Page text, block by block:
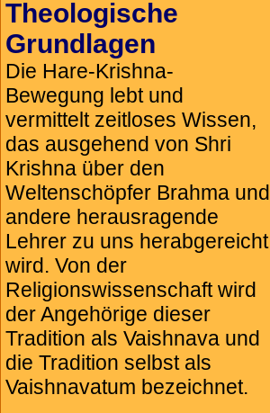
Theologische
Grundlagen
Die Hare-Krishna-
Bewegung lebt und
vermittelt zeitloses Wissen,
das ausgehend von Shri
Krishna über den
Weltenschöpfer Brahma und
andere herausragende
Lehrer zu uns herabgereicht
wird. Von der
Religionswissenschaft wird
der Angehörige dieser
Tradition als Vaishnava und
die Tradition selbst als
Vaishnavatum bezeichnet.